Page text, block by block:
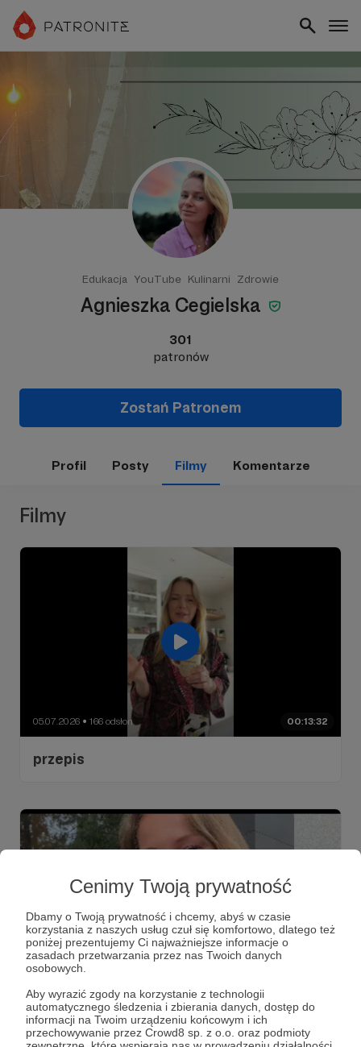
Cenimy Twoją prywatność
Dbamy o Twoją prywatność i chcemy, abyś w czasie
korzystania z naszych usług czuł się komfortowo, dlatego też
poniżej prezentujemy Ci najważniejsze informacje o
zasadach przetwarzania przez nas Twoich danych
osobowych.
Aby wyrazić zgody na korzystanie z technologii
automatycznego śledzenia i zbierania danych, dostęp do
informacji na Twoim urządzeniu końcowym i ich
przechowywanie przez Crowd8 sp. z o.o. oraz podmioty
Edukacja YouTube Kulinarni Zdrowie
Agnieszka Cegielska
301
patronów
Zostań Patronem
Profil Posty Filmy Komentarze
Filmy
00:13:32
05.07.2026 ● 166 odsłon
przepis
Lista książek, które wnoszą dobro do
naszego życia